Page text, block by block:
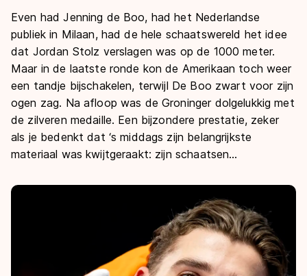
Inlineskaten
Kunstschaatsen
Schoonrijden
Natuurijs
Shorttrack
Marathon
Inlineskaten
Kunstschaatsen
Tijden & historie
Ranglijsten Langebaan
Persoonlijke records & tijden
Historie & statistiek
De weg op
Inschrijven wedstrijden
Algemene Nederlandse Schaatstijd
Deze zomer de weg op
Waar kan ik schaatsen en skaten?
Schaatsfans
Alles voor jou als schaatsfan
Evenementen
Tickets
Olympische Spelen
Olympische uitslagen
Even had Jenning de Boo, had het Nederlandse
publiek in Milaan, had de hele schaatswereld het idee
dat Jordan Stolz verslagen was op de 1000 meter.
Maar in de laatste ronde kon de Amerikaan toch weer
een tandje bijschakelen, terwijl De Boo zwart voor zijn
ogen zag. Na afloop was de Groninger dolgelukkig met
de zilveren medaille. Een bijzondere prestatie, zeker
als je bedenkt dat ‘s middags zijn belangrijkste
materiaal was kwijtgeraakt: zijn schaatsen…